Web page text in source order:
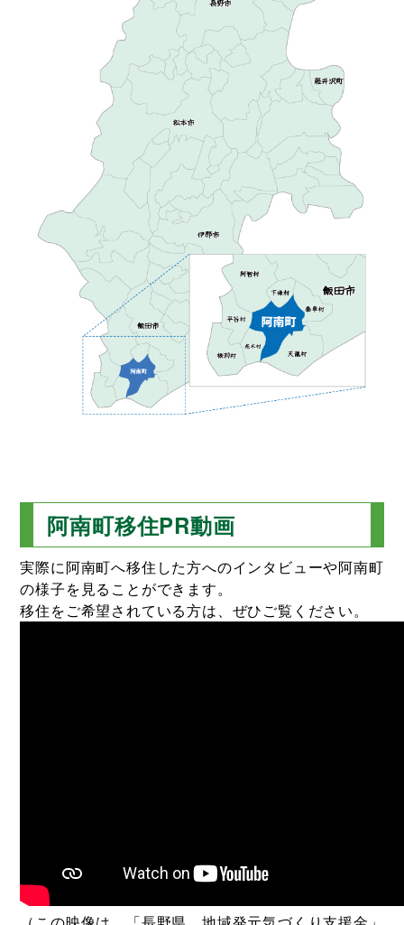
阿南町移住PR動画
実際に阿南町へ移住した方へのインタビューや阿南町
の様子を見ることができます。
移住をご希望されている方は、ぜひご覧ください。